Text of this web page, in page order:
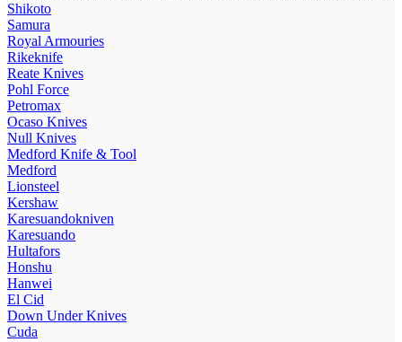
Shikoto
Samura
Royal Armouries
Rikeknife
Reate Knives
Pohl Force
Petromax
Ocaso Knives
Null Knives
Medford Knife & Tool
Medford
Lionsteel
Kershaw
Karesuandokniven
Karesuando
Hultafors
Honshu
Hanwei
El Cid
Down Under Knives
Cuda